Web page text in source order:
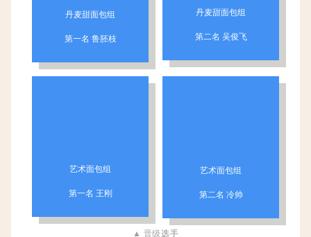
丹麦甜面包组
第一名 鲁胚枝
丹麦甜面包组
第二名 吴俊飞
艺术面包组
第一名 王刚
艺术面包组
第二名 冷帅
▲ 晋级选手